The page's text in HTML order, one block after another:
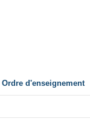
Ordre d'enseignement